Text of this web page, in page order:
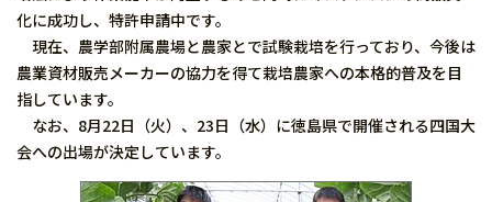
化に成功し、特許申請中です。
現在、農学部附属農場と農家とで試験栽培を行っており、今後は
農業資材販売メーカーの協力を得て栽培農家への本格的普及を目
指しています。
なお、8月22日（火）、23日（水）に徳島県で開催される四国大
会への出場が決定しています。